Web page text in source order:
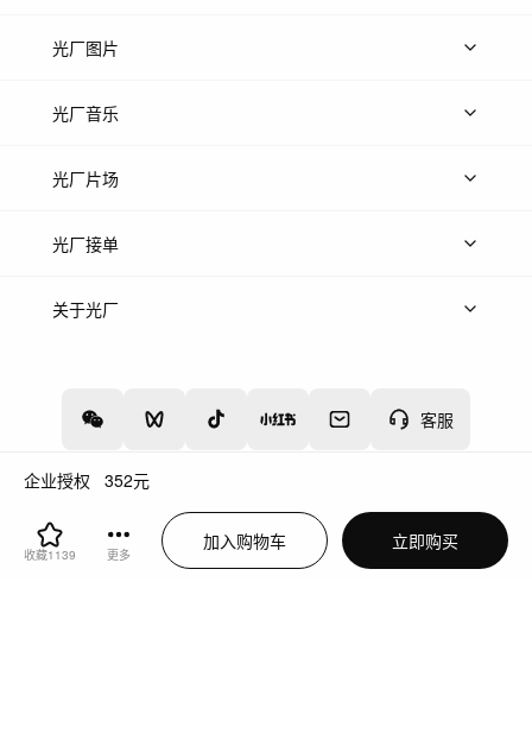
企业授权 352元
收藏1139 更多
加入购物车 立即购买
客服
上传视频
光厂图片
上传图片
光厂音乐
热门音乐
光厂片场
上传案例
光厂接单
上架服务
关于光厂
增值电信业务经营许可证：川B2-20160192
蜀ICP备12020238号-4
川公网安备51019002000262违法和不良信息举报中心